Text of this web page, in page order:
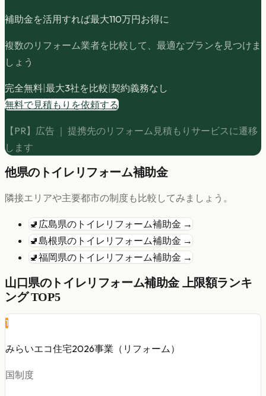
補助金を活用すれば最大110万円お得に
複数のリフォーム業者を比較して、最適なプランを見つけま
しょう
完全無料|最大3社を比較|契約義務なし
無料で見積もりを依頼する
【PR】広告 ｜ 提携先のリフォーム見積もりサービスに遷移
します
他県のトイレリフォーム補助金
隣接エリアや主要都市の制度も比較してみましょう。
🚽 広島県の トイレリフォーム補助金 →
🚽島根県の トイレリフォーム補助金 →
🚽福岡県の トイレリフォーム補助金 →
山口県のトイレリフォーム補助金 上限額ランキ
ング TOP5
1
みらいエコ住宅2026事業（リフォーム）
国制度